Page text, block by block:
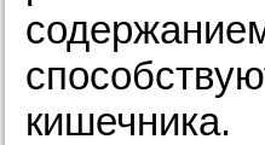
кишечника.